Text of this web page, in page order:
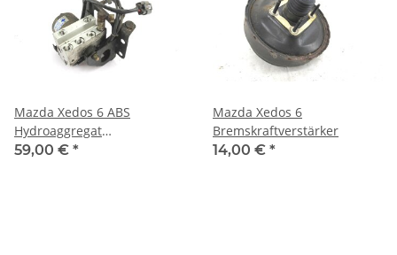
Mazda Xedos 6 ABS
Hydroaggregat
Hydraulikblock G06T-43-7A0
59,00 € *
Mazda Xedos 6
Bremskraftverstärker
14,00 € *